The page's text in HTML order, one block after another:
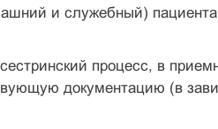
и служебный)
процесс, в
документацию (в